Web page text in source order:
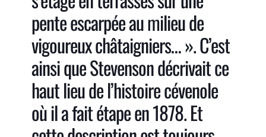
pente escarpée au milieu de
vigoureux châtaigniers… ». C’est
ainsi que Stevenson décrivait ce
haut lieu de l’histoire cévenole
où il a fait étape en 1878. Et